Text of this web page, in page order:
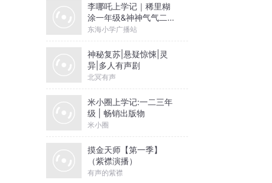
李哪吒上学记｜稀里糊
涂一年级&神神气气二年
级
东海小学广播站
神秘复苏|悬疑惊悚|灵
异|多人有声剧
北冥有声
米小圈上学记:一二三年
级 | 畅销出版物
米小圈
摸金天师【第一季】
（紫襟演播）
有声的紫襟